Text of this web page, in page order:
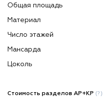
Общая площадь
Материал
Число этажей
Мансарда
Цоколь
Стоимость разделов АР+КР (?)